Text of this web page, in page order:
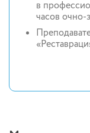
в
часов очно-